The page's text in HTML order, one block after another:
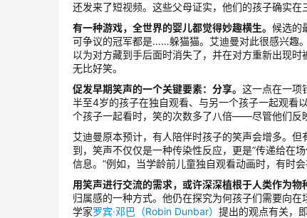
还发来了短视频。这些父母证实，他们的孩子确实在
有一种游戏，全世界的婴儿都觉得妙趣横生。 候选的
可争议的冠军都是……躲猫猫。艾迪曼对此很感兴趣
以为对方藏到手后面时消失了，并在对方重新出现
无比好笑。
促发早期笑声的一个关键要素：分享。 这一点在一项
半至4岁的孩子在独自观看、与另一个孩子一起观看
个孩子一起看时，笑的次数多了八倍——尽管他们反
艾迪曼原本预计，有人陪伴时孩子的笑声会增多。
到，笑声不仅仅是一种传染性反应，更是”传递给在
信息。”例如，当学龄前儿童独自观看动画时，有时
用笑声进行交流的需求，或许深深植根于人类作为物
归属感的一种方式。他仍在探究为何孩子们需要向
学家罗宾·邓巴（Robin Dunbar） 提出的观点有关，即